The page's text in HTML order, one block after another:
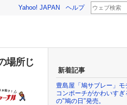
Yahoo! JAPAN ヘルプ
場所じ
新着記事
豊島屋「鳩サブレー」モ
コンポーチがかわいす
の"鳩の日"発売。